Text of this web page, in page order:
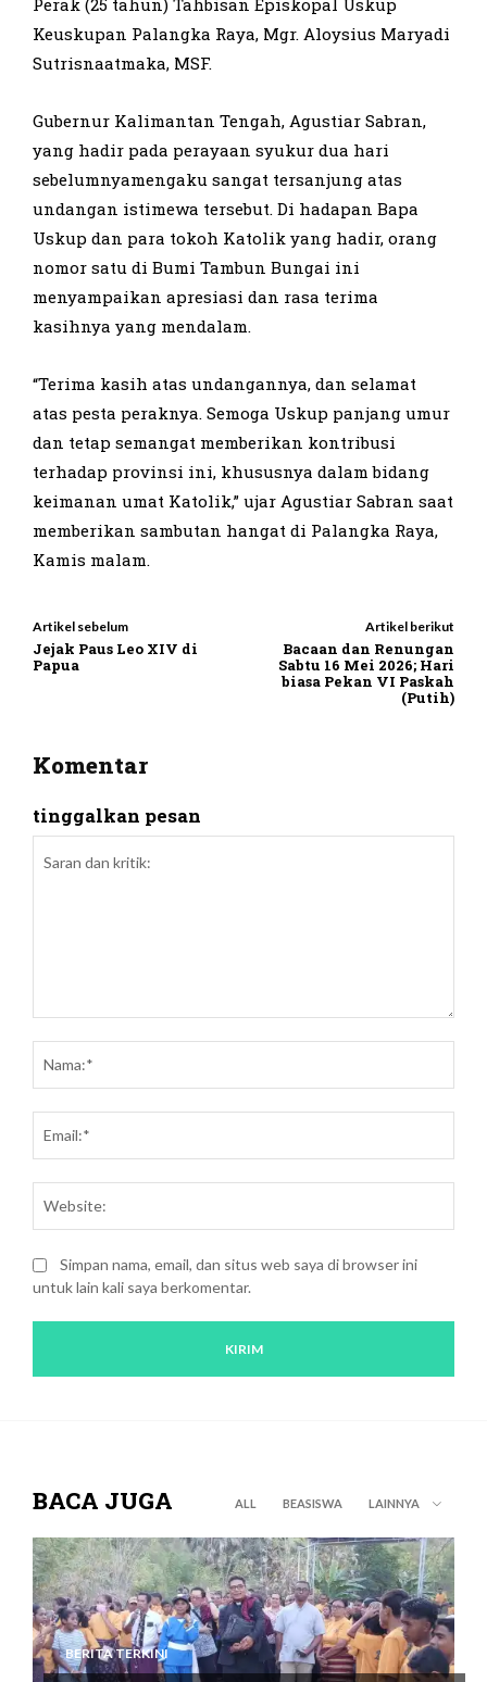
Keuskupan Palangka Raya, Mgr. Aloysius Maryadi
Sutrisnaatmaka, MSF.
Gubernur Kalimantan Tengah, Agustiar Sabran,
yang hadir pada perayaan syukur dua hari
sebelumnyamengaku sangat tersanjung atas
undangan istimewa tersebut. Di hadapan Bapa
Uskup dan para tokoh Katolik yang hadir, orang
nomor satu di Bumi Tambun Bungai ini
menyampaikan apresiasi dan rasa terima
kasihnya yang mendalam.
“Terima kasih atas undangannya, dan selamat
atas pesta peraknya. Semoga Uskup panjang umur
dan tetap semangat memberikan kontribusi
terhadap provinsi ini, khususnya dalam bidang
keimanan umat Katolik,” ujar Agustiar Sabran saat
memberikan sambutan hangat di Palangka Raya,
Kamis malam.
Artikel sebelum
Jejak Paus Leo XIV di
Papua
Artikel berikut
Bacaan dan Renungan
Sabtu 16 Mei 2026; Hari
biasa Pekan VI Paskah
(Putih)
Komentar
tinggalkan pesan
kritik:
Simpan nama, email, dan situs web saya di browser ini
untuk lain kali saya berkomentar.
BACA JUGA ALL BEASISWA LAINNYA
BERITA TERKINI